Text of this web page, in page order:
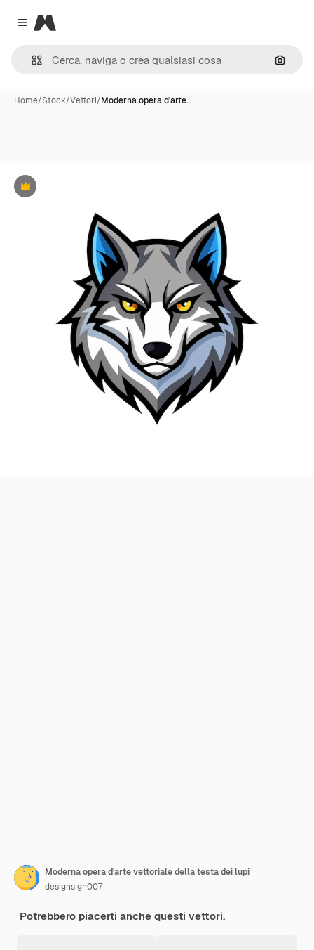
Close menu
Magnific
Cerca
Home/Stock/Vettori/Moderna opera d'arte…
Premium
Moderna opera d'arte vettoriale della testa dei lupi
designsign007
Potrebbero piacerti anche questi vettori.